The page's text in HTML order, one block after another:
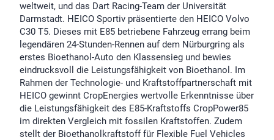
weltweit, und das Dart Racing-Team der Universität
Darmstadt. HEICO Sportiv präsentierte den HEICO Volvo
C30 T5. Dieses mit E85 betriebene Fahrzeug errang beim
legendären 24-Stunden-Rennen auf dem Nürburgring als
erstes Bioethanol-Auto den Klassensieg und bewies
eindrucksvoll die Leistungsfähigkeit von Bioethanol. Im
Rahmen der Technologie- und Kraftstoffpartnerschaft mit
HEICO gewinnt CropEnergies wertvolle Erkenntnisse über
die Leistungsfähigkeit des E85-Kraftstoffs CropPower85
im direkten Vergleich mit fossilen Kraftstoffen. Zudem
stellt der Bioethanolkraftstoff für Flexible Fuel Vehicles